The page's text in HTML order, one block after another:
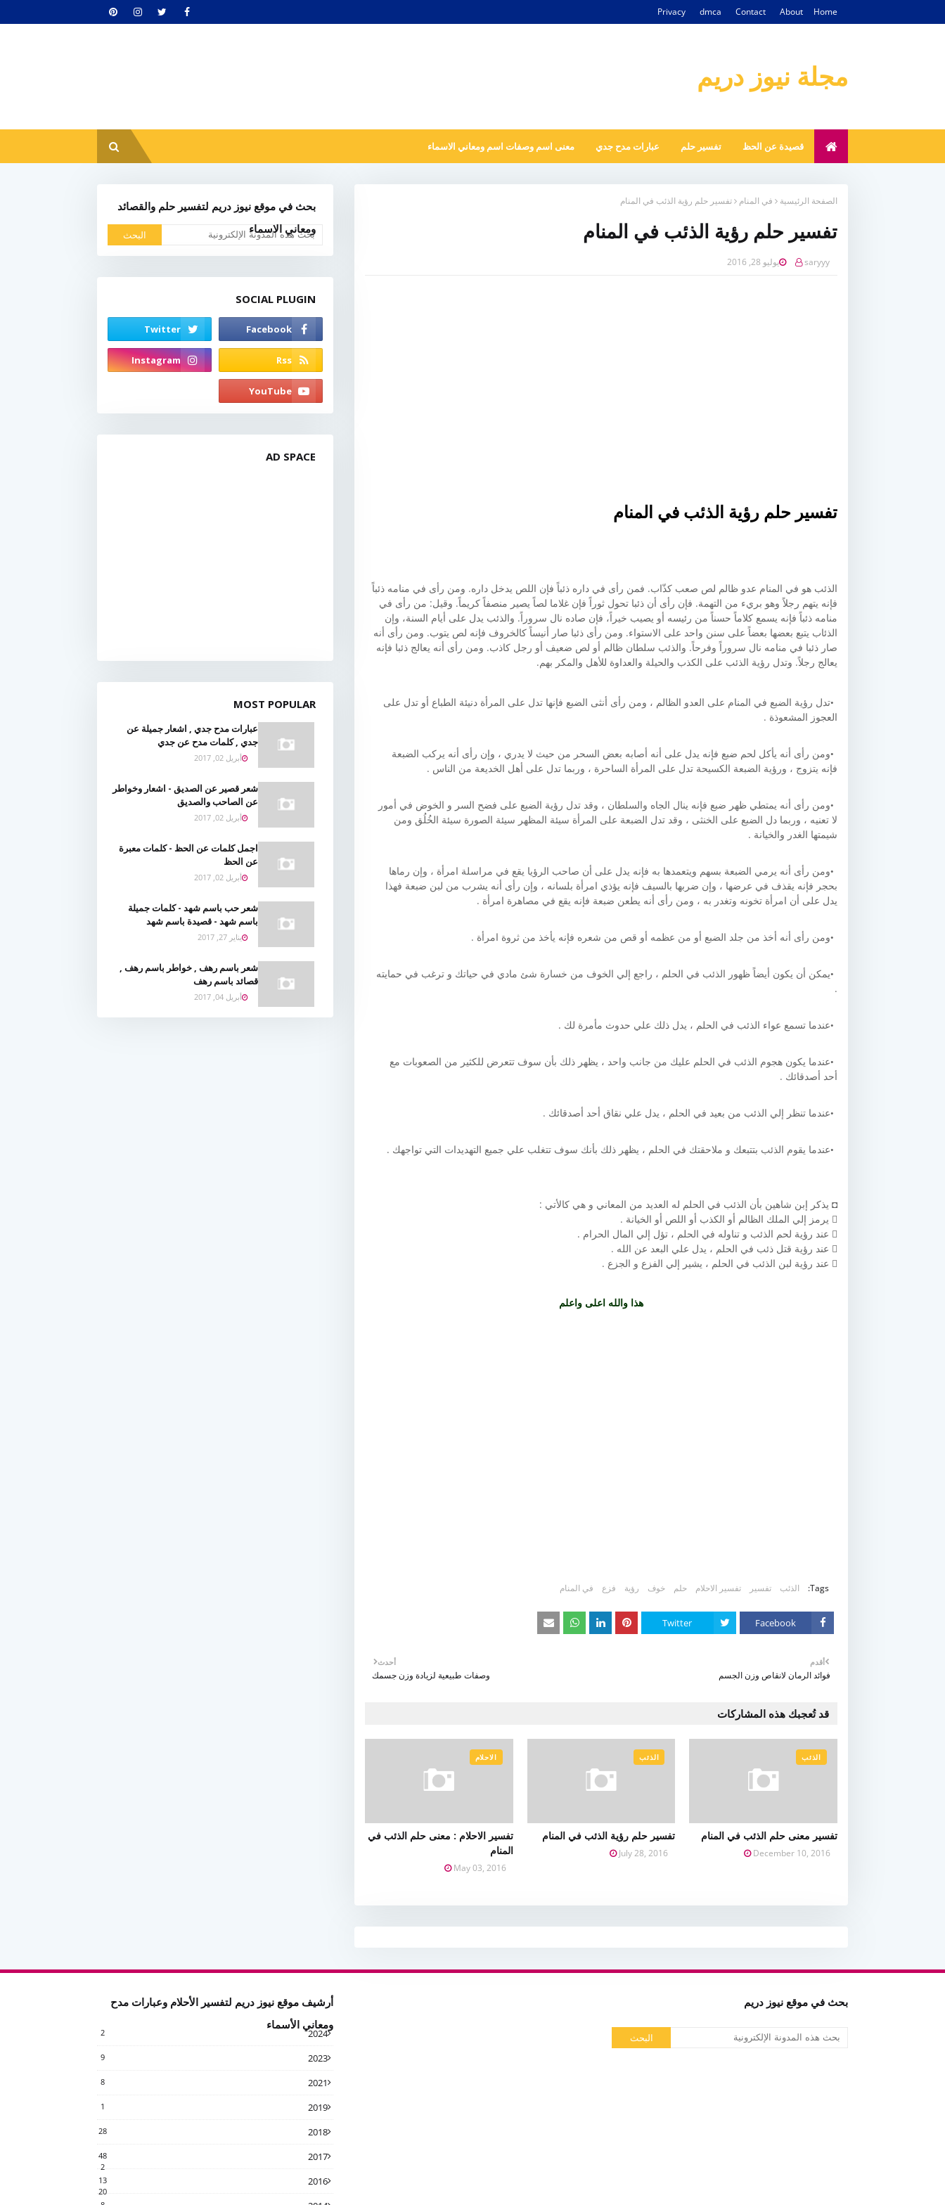
Home
About
Contact
dmca
Privacy
مجلة نيوز دريم
قصيدة عن الحظ تفسير حلم عبارات مدح جدي معنى اسم وصفات اسم ومعاني الاسماء
الصفحة الرئيسية في المنام تفسير حلم رؤية الذئب في المنام
تفسير حلم رؤية الذئب في المنام
saryyy يوليو 28, 2016
تفسير حلم رؤية الذئب في المنام
الذئب هو في المنام عدو ظالم لص صعب كذّاب. فمن رأى في داره ذئباً فإن اللص يدخل داره. ومن رأى في منامه ذئباً
فإنه يتهم رجلاً وهو بريء من التهمة. فإن رأى أن ذئبا تحول ثوراً فإن غلاما لصاً يصير منصفاً كريماً. وقيل: من رأى في
منامه ذئباً فإنه يسمع كلاماً حسناً من رئيسه أو يصيب خيراً، فإن صاده نال سروراً. والذئب يدل على أيام السنة، وإن
الذئاب يتبع بعضها بعضاً على سنن واحد على الاستواء. ومن رأى ذئبا صار أنيساً كالخروف فإنه لص يتوب. ومن رأى أنه
صار ذئبا في منامه نال سروراً وفرحاً. والذئب سلطان ظالم أو لص ضعيف أو رجل كاذب. ومن رأى أنه يعالج ذئبا فإنه
يعالج رجلاً. وتدل رؤية الذئب على الكذب والحيلة والعداوة للأهل والمكر بهم.
تدل رؤية الضبع في المنام على العدو الظالم ، ومن رأى أنثى الضبع فإنها تدل على المرأة دنيئة الطباع أو تدل على
العجوز المشعوذة .
ومن رأى أنه يأكل لحم ضبع فإنه يدل على أنه أصابه بعض السحر من حيث لا يدري ، وإن رأى أنه يركب الضبعة
فإنه يتزوج ، ورؤية الضبعة الكسيحة تدل على المرأة الساحرة ، وربما تدل على أهل الخديعة من الناس .
ومن رأى أنه يمتطي ظهر ضبع فإنه ينال الجاه والسلطان ، وقد تدل رؤية الضبع على فضح السر و الخوض في أمور
لا تعنيه ، وربما دل الضبع على الخنثى ، وقد تدل الضبعة على المرأة سيئة المظهر سيئة الصورة سيئة الخُلُق ومن
شيمتها الغدر والخيانة .
ومن رأى أنه يرمي الضبعة بسهم ويتعمدها به فإنه يدل على أن صاحب الرؤيا يقع في مراسلة امرأة ، وإن رماها
بحجر فإنه يقذف في عرضها ، وإن ضربها بالسيف فإنه يؤذي امرأة بلسانه ، وإن رأى أنه يشرب من لبن ضبعة فهذا
يدل على أن امرأة تخونه وتغدر به ، ومن رأى أنه يطعن ضبعة فإنه يقع في مصاهرة امرأة .
ومن رأى أنه أخذ من جلد الضبع أو من عظمه أو قص من شعره فإنه يأخذ من ثروة امرأة .
يمكن أن يكون أيضاً ظهور الذئب في الحلم ، راجع إلي الخوف من خسارة شئ مادي في حياتك و ترغب في حمايته
.
عندما تسمع عواء الذئب في الحلم ، يدل ذلك علي حدوث مأمرة لك .
عندما يكون هجوم الذئب في الحلم عليك من جانب واحد ، يظهر ذلك بأن سوف تتعرض للكثير من الصعوبات مع
أحد أصدقائك .
عندما تنظر إلي الذئب من بعيد في الحلم ، يدل علي نقاق أحد أصدقائك .
عندما يقوم الذئب بتتبعك و ملاحقتك في الحلم ، يظهر ذلك بأنك سوف تتغلب علي جميع التهديدات التي تواجهك .
◘ يذكر إبن شاهين بأن الذئب في الحلم له العديد من المعاني و هي كالأتي :
 يرمز إلي الملك الظالم أو الكذب أو اللص أو الخيانة .
 عند رؤية لحم الذئب و تناوله في الحلم ، تؤل إلي المال الحرام .
 عند رؤية قتل ذئب في الحلم ، يدل علي البعد عن الله .
 عند رؤية لبن الذئب في الحلم ، يشير إلي الفزع و الجزع .
هذا والله اعلى واعلم
Tags: الذئب تفسير تفسير الاحلام حلم خوف رؤية فزع في المنام
Facebook
Twitter
أحدث
وصفات طبيعية لزيادة وزن جسمك
أقدم
فوائد الرمان لانقاص وزن الجسم
قد تُعجبك هذه المشاركات
الذئب
تفسير معنى حلم الذئب في المنام
December 10, 2016
الذئب
تفسير حلم رؤية الذئب في المنام
July 28, 2016
الاحلام
تفسير الاحلام : معنى حلم الذئب في
المنام
May 03, 2016
بحث في موقع نيوز دريم لتفسير حلم والقصائد
ومعاني الاسماء
SOCIAL PLUGIN
AD SPACE
MOST POPULAR
عبارات مدح جدي , اشعار جميلة عن
جدي , كلمات مدح عن جدي
أبريل 02, 2017
شعر قصير عن الصديق - اشعار وخواطر
عن الصاحب والصديق
أبريل 02, 2017
اجمل كلمات عن الحظ - كلمات معبرة
عن الحظ
أبريل 02, 2017
شعر حب باسم شهد - كلمات جميلة
باسم شهد - قصيدة باسم شهد
يناير 27, 2017
شعر باسم رهف , خواطر باسم رهف ,
قصائد باسم رهف
أبريل 04, 2017
بحث في موقع نيوز دريم
أرشيف موقع نيوز دريم لتفسير الأحلام وعبارات مدح
ومعاني الأسماء
2024
2
2023
9
2021
8
2019
1
2018
28
2017
48
2
2016
13
20